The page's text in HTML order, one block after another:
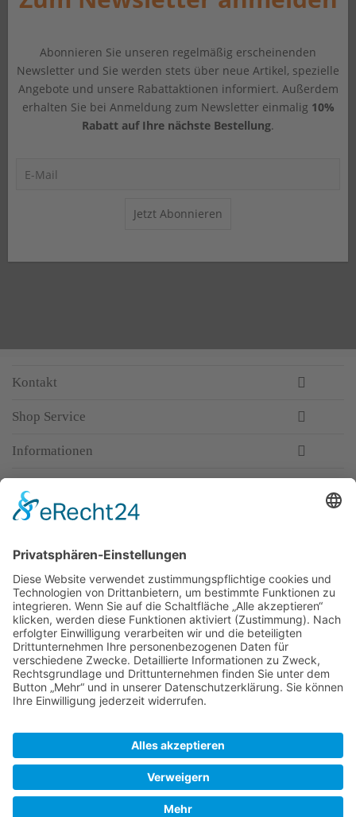
Abonnieren Sie unseren regelmäßig erscheinenden
Newsletter und Sie werden stets über neue Artikel, spezielle
Angebote und unsere Rabattaktionen informiert. Außerdem
erhalten Sie bei Anmeldung zum Newsletter einmalig 10%
Rabatt auf Ihre nächste Bestellung.
Jetzt Abonnieren
Kontakt
Shop Service
Informationen
Top-Anbieter
Spitzenqualität
Kompetente Beratung
Partner
* Alle Preise inkl. gesetzl. Mehrwertsteuer, inkl. Versandkosten
Warum WACCEX?
Allgemeine Geschäftsbedingungen und Kundeninformationen
Impressum